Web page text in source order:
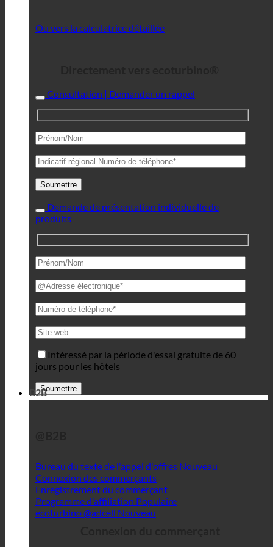
Ou vers la calculatrice détaillée
Consultation | Demander un rappel
Demande de présentation individuelle de
produits
Intéressé par la période d'essai gratuite de 60
jours pour les hôtels
B2B
Bureau du texte de l'appel d'offres
Connexion des commerçants
Enregistrement du commerçant
Programme d'affiliation
ecoturbino @adcell